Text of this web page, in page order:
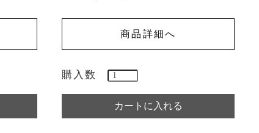
商品詳細へ
購入数